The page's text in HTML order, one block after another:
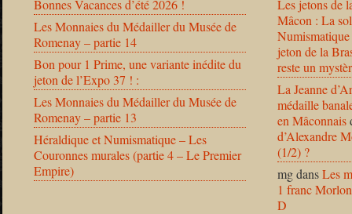
Bonnes Vacances d’été 2026 !
Les Monnaies du Médailler du Musée de
Romenay – partie 14
Bon pour 1 Prime, une variante inédite du
jeton de l’Expo 37 ! :
Les Monnaies du Médailler du Musée de
Romenay – partie 13
Héraldique et Numismatique – Les
Couronnes murales (partie 4 – Le Premier
Empire)
Les jetons de
Mâcon : La
jeton de la
reste un
La Jeanne
médaille
en Mâconnais
d’Alexandre
(1/2) ?
mgdansLes
1 franc
D